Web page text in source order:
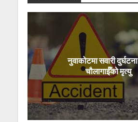
नुवाकोटमा सवारी
चौलागाईँको मृत्यु